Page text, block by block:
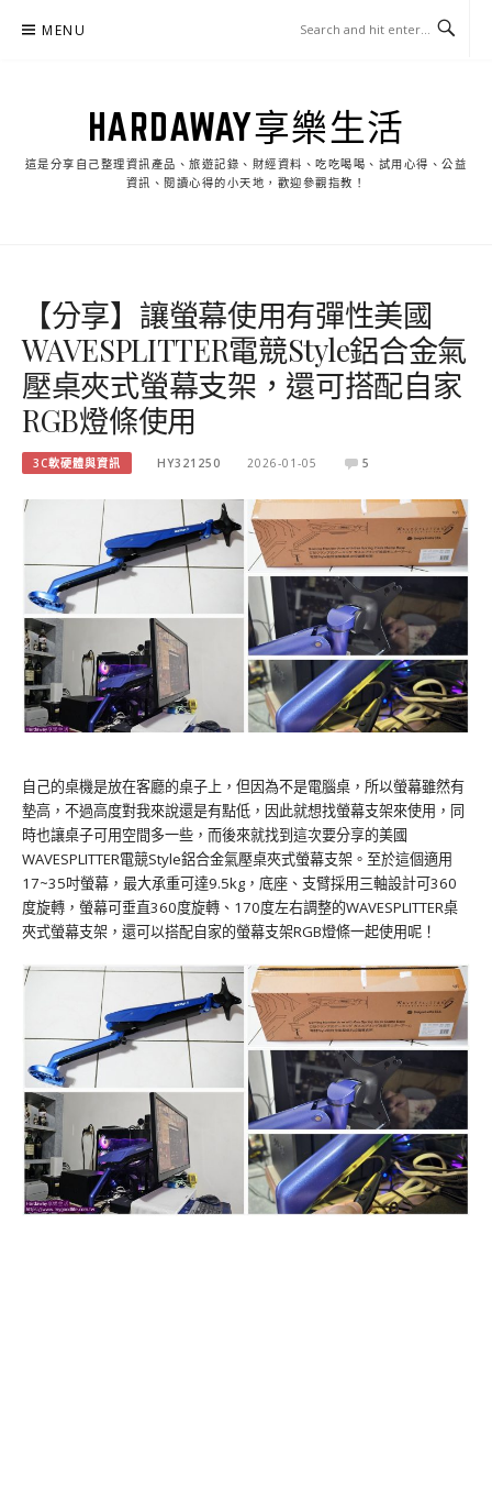
MENU
HARDAWAY享樂生活
這是分享自己整理資訊產品、旅遊記錄、財經資料、吃吃喝喝、試用心得、公益
資訊、閱讀心得的小天地，歡迎參觀指教！
【分享】讓螢幕使用有彈性美國
WAVESPLITTER電競Style鋁合金氣
壓桌夾式螢幕支架，還可搭配自家
RGB燈條使用
3C軟硬體與資訊 HY321250 2026-01-05 5
自己的桌機是放在客廳的桌子上，但因為不是電腦桌，所以螢幕雖然有
墊高，不過高度對我來說還是有點低，因此就想找螢幕支架來使用，同
時也讓桌子可用空間多一些，而後來就找到這次要分享的美國
WAVESPLITTER電競Style鋁合金氣壓桌夾式螢幕支架。至於這個適用
17~35吋螢幕，最大承重可達9.5kg，底座、支臂採用三軸設計可360
度旋轉，螢幕可垂直360度旋轉、170度左右調整的WAVESPLITTER桌
夾式螢幕支架，還可以搭配自家的螢幕支架RGB燈條一起使用呢！